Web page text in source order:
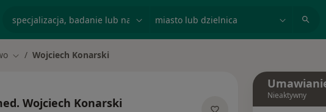
Zmień miasto
Wojciech Konarski
Wojciech Konarski
Nieaktywny